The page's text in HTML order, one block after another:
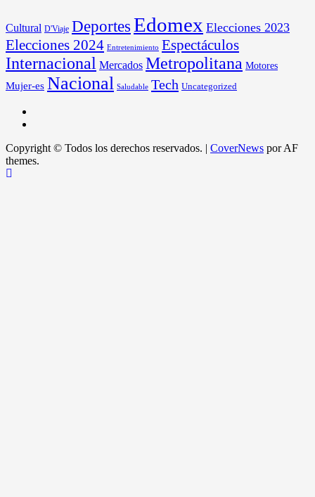
Cultural D'Viaje Deportes Edomex Elecciones 2023
Elecciones 2024 Entretenimiento Espectáculos
Internacional Mercados Metropolitana Motores
Mujer-es Nacional Saludable Tech Uncategorized
Copyright © Todos los derechos reservados. | CoverNews por AF
themes.